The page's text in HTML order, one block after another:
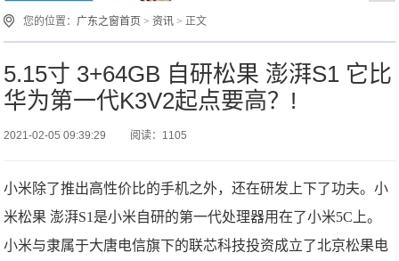
您的位置： 广东之窗首页 >资讯 > 正文
5.15寸 3+64GB 自研松果 澎湃S1 它比
华为第一代K3V2起点要高？!
2021-02-05 09:39:29 阅读：1105
小米除了推出高性价比的手机之外，还在研发上下了功夫。小
米松果 澎湃S1是小米自研的第一代处理器用在了小米5C上。
小米与隶属于大唐电信旗下的联芯科技投资成立了北京松果电